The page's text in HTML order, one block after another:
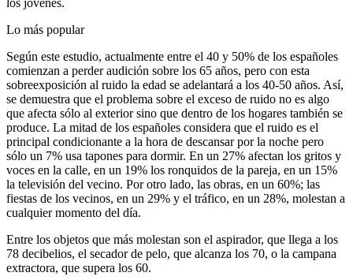
los jóvenes.
Lo más popular
Según este estudio, actualmente entre el 40 y 50% de los españoles
comienzan a perder audición sobre los 65 años, pero con esta
sobreexposición al ruido la edad se adelantará a los 40-50 años. Así,
se demuestra que el problema sobre el exceso de ruido no es algo
que afecta sólo al exterior sino que dentro de los hogares también se
produce. La mitad de los españoles considera que el ruido es el
principal condicionante a la hora de descansar por la noche pero
sólo un 7% usa tapones para dormir. En un 27% afectan los gritos y
voces en la calle, en un 19% los ronquidos de la pareja, en un 15%
la televisión del vecino. Por otro lado, las obras, en un 60%; las
fiestas de los vecinos, en un 29% y el tráfico, en un 28%, molestan a
cualquier momento del día.
Entre los objetos que más molestan son el aspirador, que llega a los
78 decibelios, el secador de pelo, que alcanza los 70, o la campana
extractora, que supera los 60.